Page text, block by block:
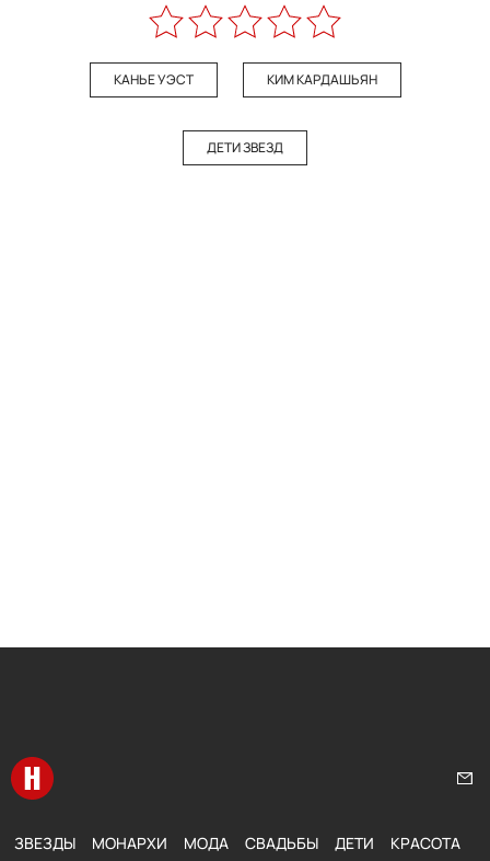
КАНЬЕ УЭСТ КИМ КАРДАШЬЯН
ДЕТИ ЗВЕЗД
Перейти на главную
ЗВЕЗДЫ МОНАРХИ МОДА СВАДЬБЫ ДЕТИ КРАСОТА